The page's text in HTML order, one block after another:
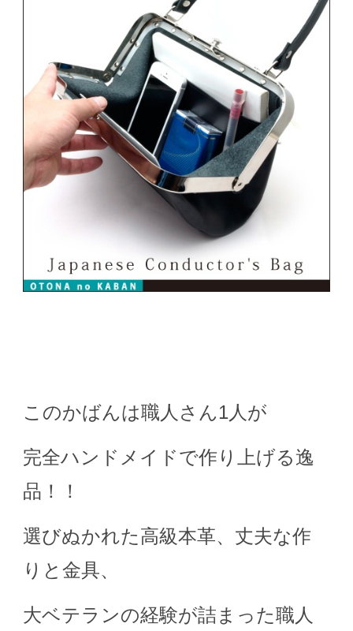
このかばんは職人さん1人が
完全ハンドメイドで作り上げる逸
品！！
選びぬかれた高級本革、丈夫な作
りと金具、
大ベテランの経験が詰まった職人